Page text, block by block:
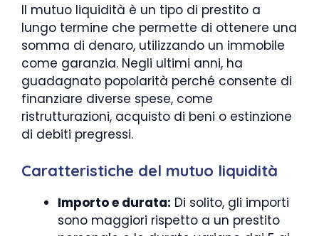
Il mutuo liquidità è un tipo di prestito a
lungo termine che permette di ottenere una
somma di denaro, utilizzando un immobile
come garanzia. Negli ultimi anni, ha
guadagnato popolarità perché consente di
finanziare diverse spese, come
ristrutturazioni, acquisto di beni o estinzione
di debiti pregressi.
Caratteristiche del mutuo liquidità
Importo e durata: Di solito, gli importi
sono maggiori rispetto a un prestito